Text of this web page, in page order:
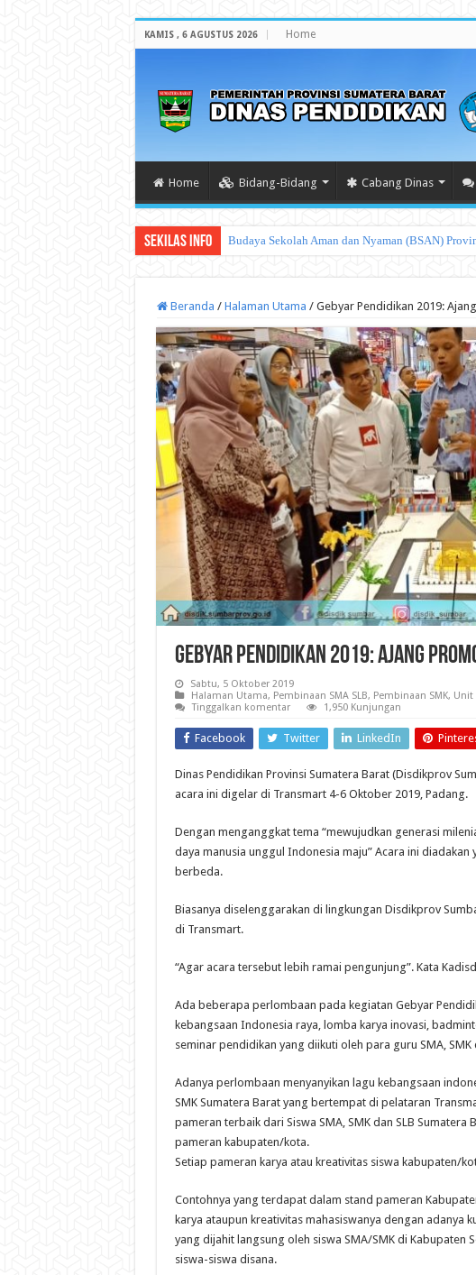
KAMIS , 6 AGUSTUS 2026 Home
Home Bidang-Bidang Cabang Dinas
Sekilas Info Tata Cara Pengad
Beranda / Halaman Utama / Gebyar Pendidikan 2019:
Gebyar Pendidikan 2019: Ajang
Sabtu, 5 Oktober 2019
Halaman Utama, Pembinaan SMA SLB, Pembinaan SMK, Unit
Tinggalkan komentar
1,950 Kunjungan
Facebook Twitter LinkedIn
Dinas Pendidikan Provinsi Sumatera Barat (Disdikprov
acara ini digelar di Transmart 4-6 Oktober 2019, Padang.
Dengan menganggkat tema “mewujudkan generasi
daya manusia unggul Indonesia maju” Acara ini
berbeda.
Biasanya diselenggarakan di lingkungan Disdikprov
di Transmart.
“Agar acara tersebut lebih ramai pengunjung”. Kata
Ada beberapa perlombaan pada kegiatan Gebyar
kebangsaan Indonesia raya, lomba karya inovasi,
seminar pendidikan yang diikuti oleh para guru SMA, SMK
Adanya perlombaan menyanyikan lagu kebangsaan
SMK Sumatera Barat yang bertempat di pelataran
pameran terbaik dari Siswa SMA, SMK dan SLB
pameran kabupaten/kota.
Setiap pameran karya atau kreativitas siswa kabupaten/
Contohnya yang terdapat dalam stand pameran
karya ataupun kreativitas mahasiswanya dengan adanya
yang dijahit langsung oleh siswa SMA/SMK di Kabupaten
siswa-siswa disana.